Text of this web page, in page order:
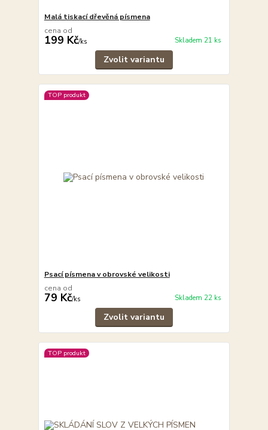
Malá tiskací dřevěná písmena
cena od
199 Kč/ks Skladem 21 ks
Zvolit variantu
TOP produkt
Psací písmena v obrovské velikosti
cena od
79 Kč/ks Skladem 22 ks
Zvolit variantu
TOP produkt